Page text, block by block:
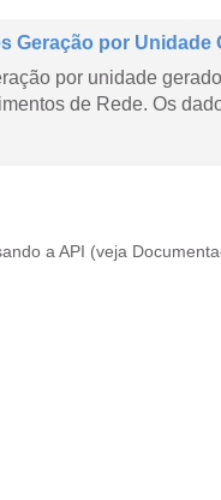
Geração por Unidade
por unidade
de Rede. Os
a API (veja